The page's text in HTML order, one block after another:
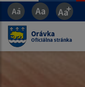
Orávka
Oficiálna stránka